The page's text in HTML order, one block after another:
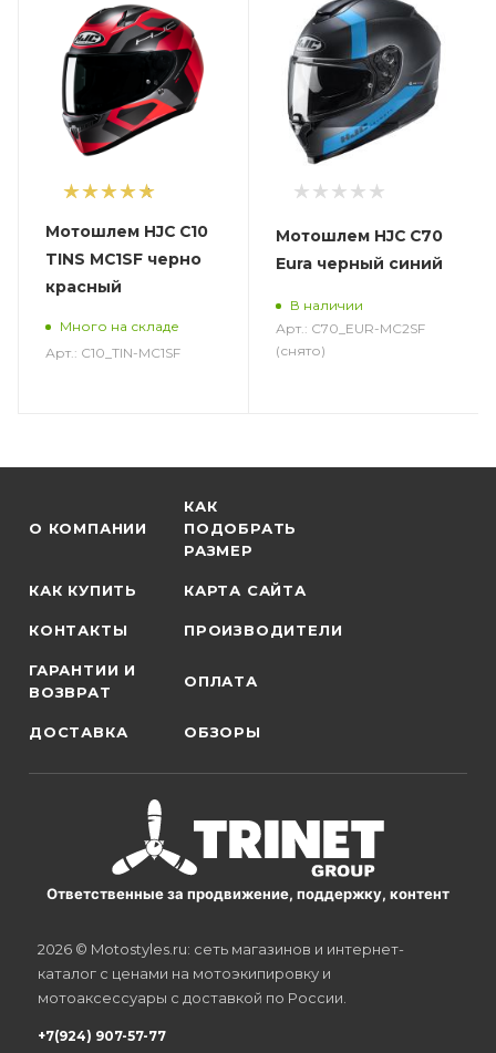
1
Мотошлем HJC C10
TINS MC1SF черно
красный
Много на складе
Арт.: C10_TIN-MC1SF
Мотошлем HJC C70
Eura черный синий
В наличии
Арт.: C70_EUR-MC2SF
(снято)
О КОМПАНИИ
КАК
ПОДОБРАТЬ
РАЗМЕР
КАК КУПИТЬ КАРТА САЙТА
КОНТАКТЫ ПРОИЗВОДИТЕЛИ
ГАРАНТИИ И
ВОЗВРАТ
ОПЛАТА
ДОСТАВКА ОБЗОРЫ
Ответственные за продвижение, поддержку, контент
2026 © Motostyles.ru: сеть магазинов и интернет-
каталог с ценами на мотоэкипировку и
мотоаксессуары с доставкой по России.
+7(924) 907-57-77